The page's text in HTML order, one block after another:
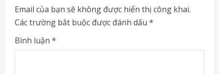
e
R
e
Email của bạn sẽ không được hiển thị công khai.
Các trường bắt buộc được đánh dấu *
Bình luận *